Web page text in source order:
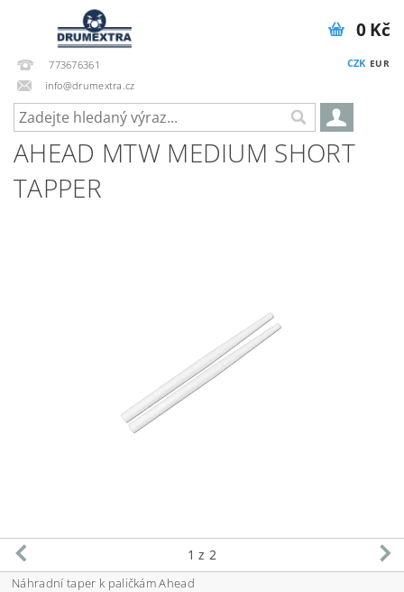
773676361
info@drumextra.cz
CZK EUR
0 Kč
AHEAD MTW MEDIUM SHORT
TAPPER
1 z 2
Náhradní taper k paličkám Ahead